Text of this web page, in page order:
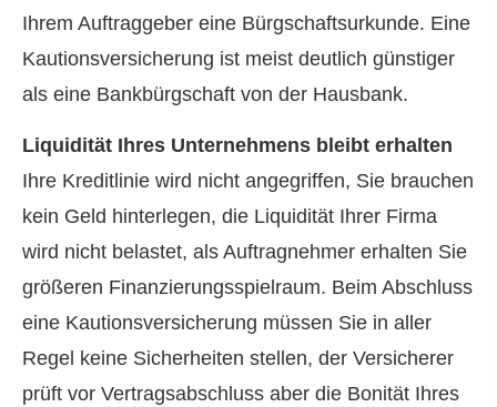
Ihrem Auftraggeber eine Bürgschaftsurkunde. Eine
Kautionsversicherung ist meist deutlich günstiger
als eine Bankbürgschaft von der Hausbank.
Liquidität Ihres Unternehmens bleibt erhalten
Ihre Kreditlinie wird nicht angegriffen, Sie brauchen
kein Geld hinterlegen, die Liquidität Ihrer Firma
wird nicht belastet, als Auftragnehmer erhalten Sie
größeren Finanzierungsspielraum. Beim Abschluss
eine Kautionsversicherung müssen Sie in aller
Regel keine Sicherheiten stellen, der Versicherer
prüft vor Vertragsabschluss aber die Bonität Ihres